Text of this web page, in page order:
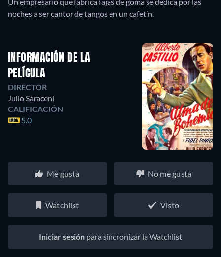
Un empresario que fabrica fajas de goma se dedica por las
noches a ser cantor de tangos en un cafetín.
INFORMACIÓN DE LA
PELÍCULA
DIRECTOR
Julio Saraceni
CALIFICACIÓN
5.0
Me gusta No me gusta
Watchlist Visto
Iniciar sesión para sincronizar la Watchlist